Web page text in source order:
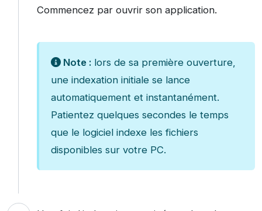
Commencez par ouvrir son application.
Note :lors de sa première ouverture,
une indexation initiale se lance
automatiquement et instantanément.
Patientez quelques secondes le temps
que le logiciel indexe les fichiers
disponibles sur votre PC.